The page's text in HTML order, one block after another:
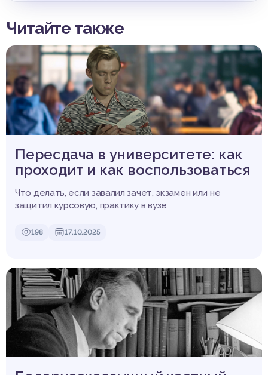
Читайте также
Пересдача в университете: как
проходит и как воспользоваться
Что делать, если завалил зачет, экзамен или не
защитил курсовую, практику в вузе
198 17.10.2025